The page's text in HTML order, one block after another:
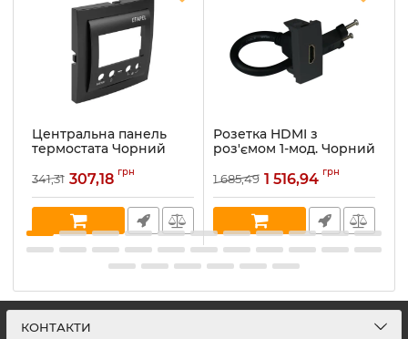
Центральна панель
термостата Чорний
Артикул:90748 TPM
В наявності:50
341,31 307,18 грн
Розетка HDMI з
роз'ємом 1-мод. Чорний
(45435 SPM)
Артикул:45435 SPM
В наявності:
1 685,49 1 516,94 грн
КОНТАКТИ